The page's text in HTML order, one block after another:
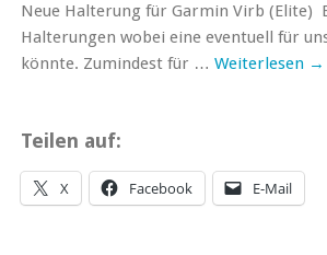
Neue Halterung für Garmin Virb (Elite)
Halterungen wobei eine eventuell für
könnte. Zumindest für … Weiterlesen →
Teilen auf:
X Facebook E-Mail